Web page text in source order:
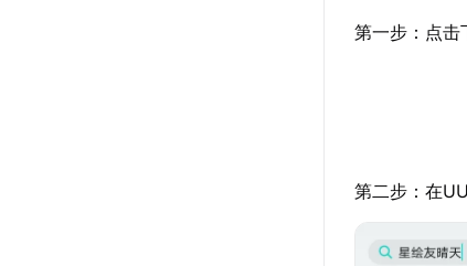
第一步：点击
第二步：在